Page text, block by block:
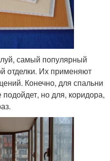
самый популярный
отделки. Их применяют
Конечно, для спальни
но для, коридора,